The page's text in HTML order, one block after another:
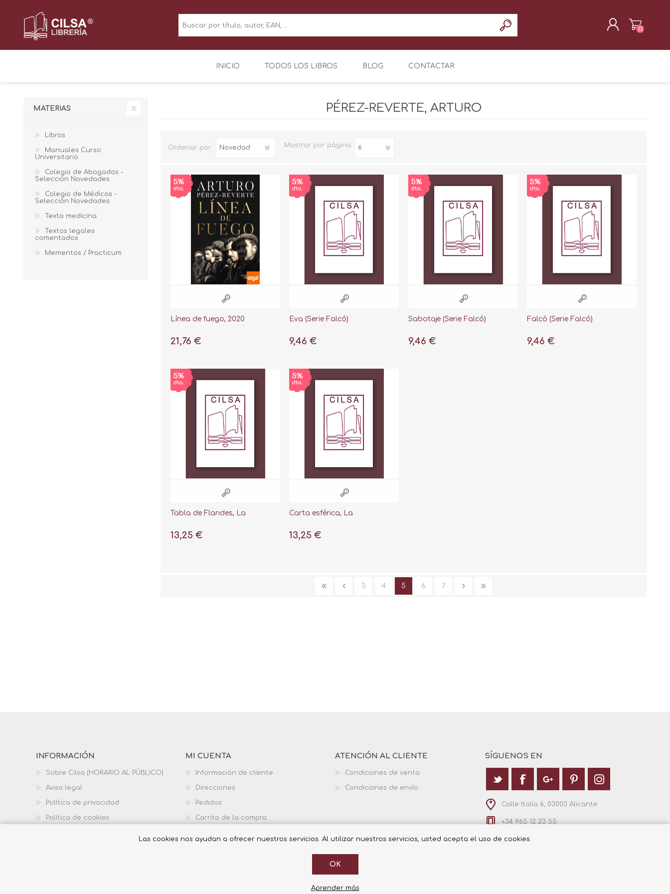
(0)
INICIO TODOS LOS LIBROS BLOG CONTACTAR
PÉREZ-REVERTE, ARTURO
Ordenar por Mostrar por página
Línea de fuego, 2020
21,76 €
Eva (Serie Falcó)
9,46 €
Sabotaje (Serie Falcó)
9,46 €
Falcó (Serie Falcó)
9,46 €
Tabla de Flandes, La
13,25 €
Carta esférica, La
13,25 €
3 4 5 6 7
MATERIAS
Libros
Manuales Curso
Universitario
Colegio de Abogados -
Selección Novedades
Colegio de Médicos -
Selección Novedades
Texto medicina
Textos legales
comentados
Mementos / Practicum
INFORMACIÓN
Sobre Cilsa (HORARIO AL PÚBLICO)
Aviso legal
Política de privacidad
Política de cookies
MI CUENTA
Información de cliente
Direcciones
Pedidos
Carrito de la compra
ATENCIÓN AL CLIENTE
Condiciones de venta
Condiciones de envío
SÍGUENOS EN
Calle Italia 6, 03003 Alicante
+34 965 12 23 55
Las cookies nos ayudan a ofrecer nuestros servicios. Al utilizar nuestros servicios, usted acepta el uso de cookies.
OK
Aprender más